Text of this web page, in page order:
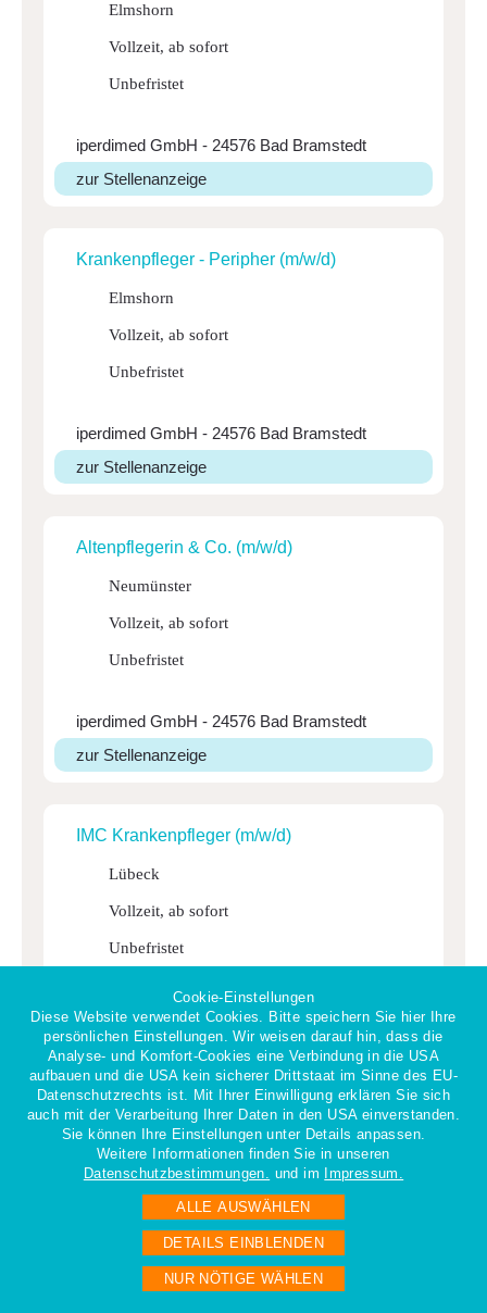
Cookie-Einstellungen
Diese Website verwendet Cookies. Bitte speichern Sie hier Ihre
persönlichen Einstellungen. Wir weisen darauf hin, dass die
Analyse- und Komfort-Cookies eine Verbindung in die USA
aufbauen und die USA kein sicherer Drittstaat im Sinne des EU-
Datenschutzrechts ist. Mit Ihrer Einwilligung erklären Sie sich
auch mit der Verarbeitung Ihrer Daten in den USA einverstanden.
Sie können Ihre Einstellungen unter Details anpassen.
Weitere Informationen finden Sie in unseren
Datenschutzbestimmungen. und im Impressum.
ALLE AUSWÄHLEN
DETAILS EINBLENDEN
NUR NÖTIGE WÄHLEN
Elmshorn
Vollzeit, ab sofort
Unbefristet
iperdimed GmbH - 24576 Bad Bramstedt
zur Stellenanzeige
Kran­ken­pfleger - Peri­pher (m/w/d)
Elmshorn
Vollzeit, ab sofort
Unbefristet
iperdimed GmbH - 24576 Bad Bramstedt
zur Stellenanzeige
Alten­pfle­gerin & Co. (m/w/d)
Neumünster
Vollzeit, ab sofort
Unbefristet
iperdimed GmbH - 24576 Bad Bramstedt
zur Stellenanzeige
IMC Kran­ken­pfleger (m/w/d)
Lübeck
Vollzeit, ab sofort
Unbefristet
iperdimed GmbH - 24576 Bad Bramstedt
zur Stellenanzeige
Exami­nierte Alten­pfle­gerin (m/w/d)
Henstedt-Ulzburg
Vollzeit, ab sofort
Unbefristet
iperdimed GmbH - 24576 Bad Bramstedt